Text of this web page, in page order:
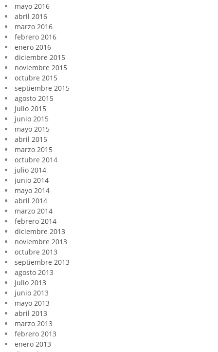
mayo 2016
abril 2016
marzo 2016
febrero 2016
enero 2016
diciembre 2015
noviembre 2015
octubre 2015
septiembre 2015
agosto 2015
julio 2015
junio 2015
mayo 2015
abril 2015
marzo 2015
octubre 2014
julio 2014
junio 2014
mayo 2014
abril 2014
marzo 2014
febrero 2014
diciembre 2013
noviembre 2013
octubre 2013
septiembre 2013
agosto 2013
julio 2013
junio 2013
mayo 2013
abril 2013
marzo 2013
febrero 2013
enero 2013